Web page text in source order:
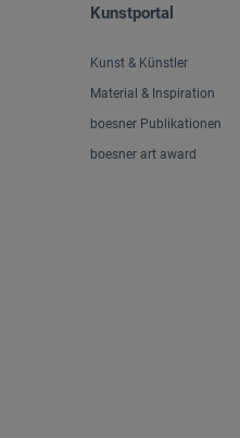
Kunstportal
Kunst & Künstler
Material & Inspiration
boesner Publikationen
boesner art award